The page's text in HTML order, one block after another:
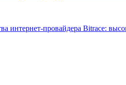
интернет-провайдера Bitrace: